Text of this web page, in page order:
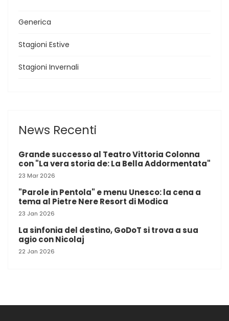
Generica
Stagioni Estive
Stagioni Invernali
News Recenti
Grande successo al Teatro Vittoria Colonna
con "La vera storia de: La Bella Addormentata"
23 Mar 2026
"Parole in Pentola" e menu Unesco: la cena a
tema al Pietre Nere Resort di Modica
23 Jan 2026
La sinfonia del destino, GoDoT si trova a sua
agio con Nicolaj
22 Jan 2026